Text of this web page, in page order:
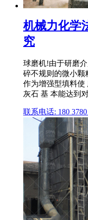
机械力化学
究
球磨机!由于研磨
碎不规则的微小颗
作为增强型填料使
灰石 基 本能达到
联系电话: 180 3780